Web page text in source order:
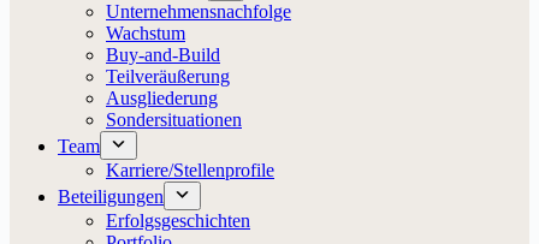
Unternehmensnachfolge
Wachstum
Buy-and-Build
Teilveräußerung
Ausgliederung
Sondersituationen
Team
Karriere/Stellenprofile
Beteiligungen
Erfolgsgeschichten